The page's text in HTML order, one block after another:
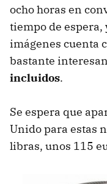
ocho horas en
tiempo de espera,
imágenes cuenta
bastante
incluidos.
Se espera que
Unido para estas
libras, unos 115